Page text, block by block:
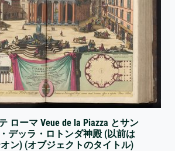
ローマ Veue de la Piazza とサン
デッラ・ロトンダ神殿 (以前は
ン) (オブジェクトのタイトル)